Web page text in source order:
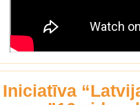
Iniciatīva